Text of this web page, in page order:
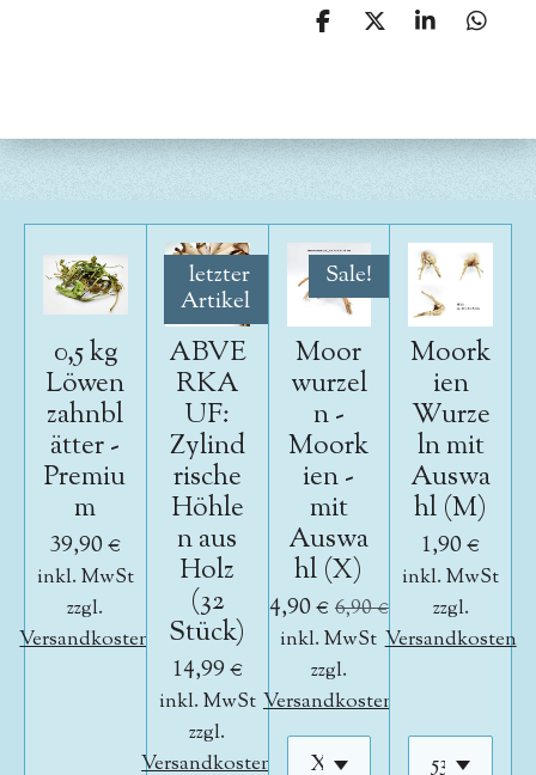
T
n
T
n
T
n
T
n
0,5 kg
Löwen
zahnbl
ätter -
Premiu
m
39,90 €
inkl. MwSt
zzgl.
Versandkosten
letzter
Artikel
ABVE
RKA
UF:
Zylind
rische
Höhle
n aus
Holz
(32
Stück)
14,99 €
inkl. MwSt
zzgl.
Versandkosten
Sale!
Moor
wurzel
n -
Moork
ien -
mit
Auswa
hl (X)
4,90 € 6,90 €
inkl. MwSt
zzgl.
Versandkosten
Moork
ien
Wurze
ln mit
Auswa
hl (M)
1,90 €
inkl. MwSt
zzgl.
Versandkosten